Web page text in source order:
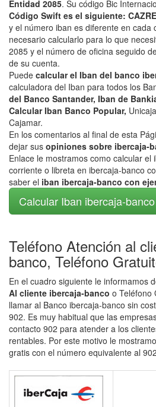
Entidad 2085. Su código Bic
Código Swift es el siguiente:
y el número iban es diferente en cada
necesario calcularlo para lo que
2085 y el número de oficina seguido
de su cuenta.
Puede calcular el Iban del banco
calculadora del Iban para todos los
del Banco Santander, Iban de
Calcular Iban Banco Popular,
Cajamar.
En los comentarios al final de esta
dejar sus opiniones sobre ibercaja-
Enlace le mostramos como calcular el
corriente o libreta en ibercaja-banco
saber el iban ibercaja-banco con
Calcular Iban ibercaja-banco
Teléfono Atención al
banco, Teléfono
En el cuadro siguiente le informamos
Al cliente ibercaja-banco o Teléfono
llamar al Banco ibercaja-banco sin
902. Es muy habitual que las
contacto 902 para atender a los
rentables. Por este motivo le
gratis con el número equivalente al